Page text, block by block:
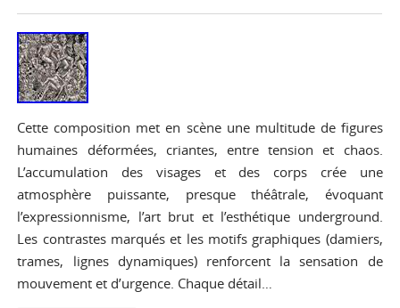
Cette composition met en scène une multitude de figures
humaines déformées, criantes, entre tension et chaos.
L’accumulation des visages et des corps crée une
atmosphère puissante, presque théâtrale, évoquant
l’expressionnisme, l’art brut et l’esthétique underground.
Les contrastes marqués et les motifs graphiques (damiers,
trames, lignes dynamiques) renforcent la sensation de
mouvement et d’urgence. Chaque détail…